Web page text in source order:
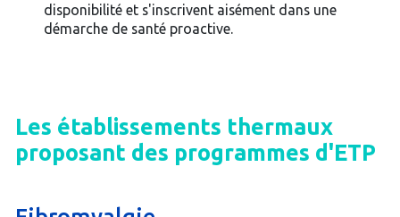
disponibilité et s'inscrivent aisément dans une
démarche de santé proactive.
Les établissements thermaux
proposant des programmes d'ETP